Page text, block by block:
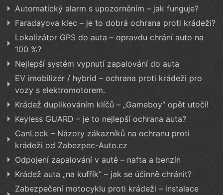
Automatický alarm s upozorněním – jak funguje?
Faradayova klec – je to dobrá ochrana proti krádeži?
Lokalizátor GPS do auta – opravdu chrání auto na
100 %?
Nejlepší systém vypnutí zapalování do auta
EV imobilizér / hybrid – ochrana proti krádeži pro
vozy s elektromotorem.
Krádež duplikováním klíčů – „Gameboy“ opět utočí!
Keyless GUARD – je to nejlepší ochrana auta?
CanLock – Názory zákazníků na ochranu proti
krádeži od Zabezpec-Auto.cz
Odpojení zapalování v autě – nafta a benzín
Krádež auta „na kufřík“ – jak se účinně chránit?
Zabezpečení motocyklu proti krádeži – instalace